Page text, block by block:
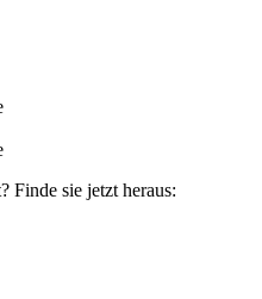
Finde sie jetzt heraus: